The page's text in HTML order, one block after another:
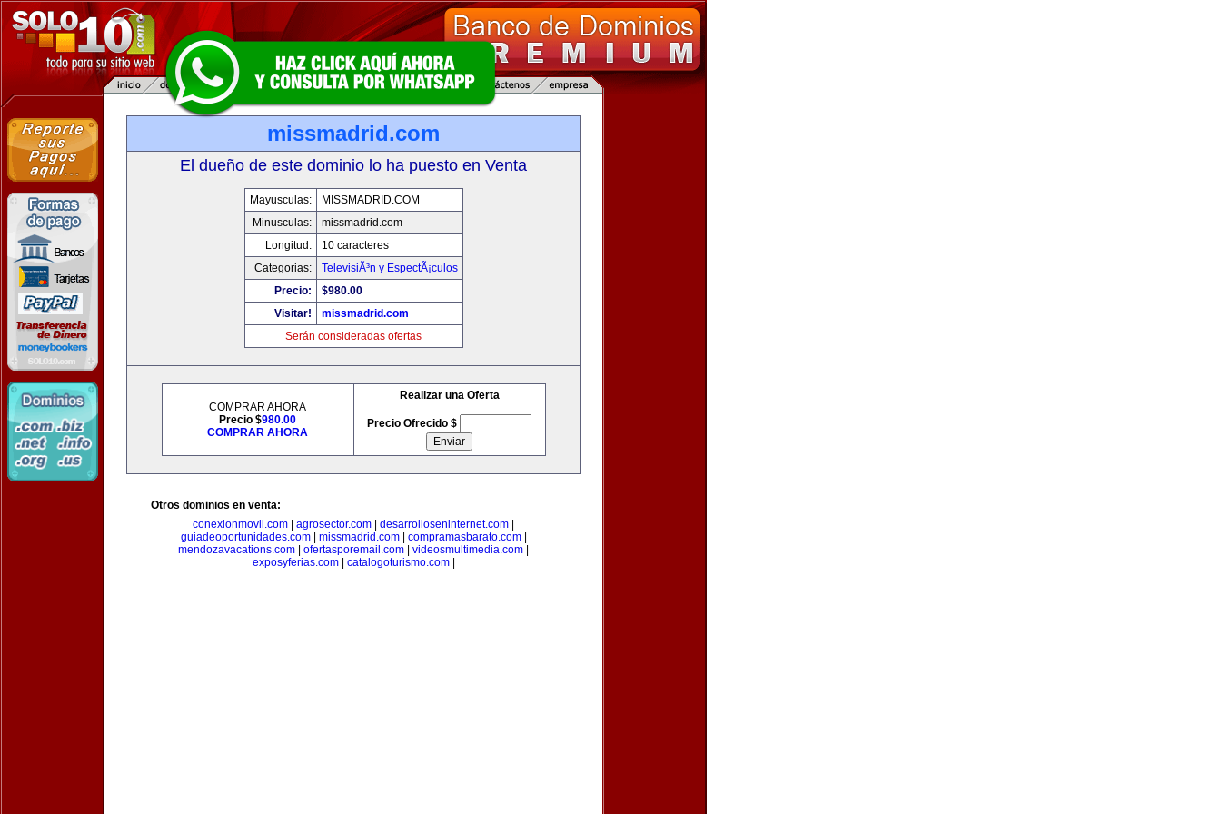
missmadrid.com
El dueño de este dominio lo ha puesto en Venta
Mayusculas:
MISSMADRID.COM
Minusculas:
missmadrid.com
Longitud:
10 caracteres
Categorias:
TelevisiÃ³n y EspectÃ¡culos
Precio:
$980.00
Visitar!
missmadrid.com
Serán consideradas ofertas
COMPRAR AHORA
Precio $980.00
COMPRAR AHORA
Realizar una Oferta
Precio Ofrecido $
Otros dominios en venta:
conexionmovil.com
agrosector.com desarrolloseninternet.com
guiadeoportunidades.com| missmadrid.com| compramasbarato.com|
mendozavacations.com
ofertasporemail.com videosmultimedia.com
exposyferias.com| catalogoturismo.com|